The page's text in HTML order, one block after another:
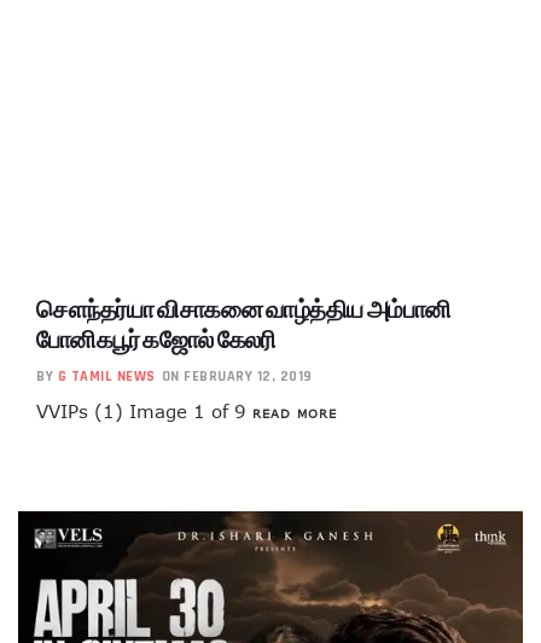
சௌந்தர்யா விசாகனை வாழ்த்திய அம்பானி
போனிகபூர் கஜோல் கேலரி
BY G TAMIL NEWS ON FEBRUARY 12, 2019
VVIPs (1) Image 1 of 9 READ MORE